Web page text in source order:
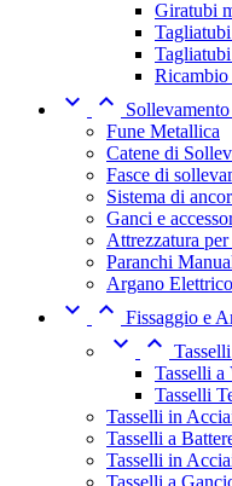
Giratubi
 
Fune Metallica
Catene di
Fasce di
Sistema di
Ganci e
Attrezzatura
Paranchi
Argano Elettrico
  Fissaggio e
 
Tasselli a
Tasselli
Tasselli in
Tasselli a
Tasselli in
Tasselli a